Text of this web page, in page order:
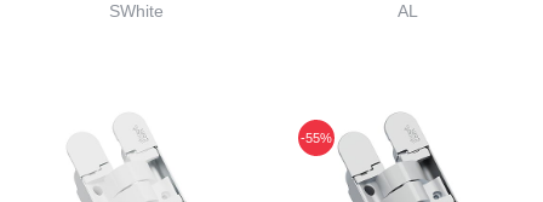
SWhite AL
-55%